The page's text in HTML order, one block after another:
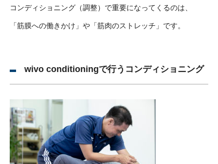
コンディショニング（調整）で重要になってくるのは、
「筋膜への働きかけ」や「筋肉のストレッチ」です。
wivo conditioningで行うコンディショニング